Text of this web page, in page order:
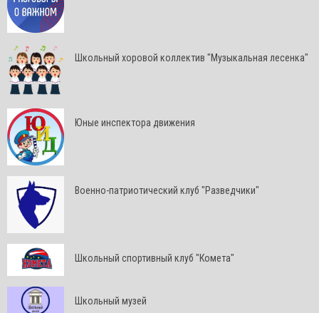
Школьный хоровой коллектив "Музыкальная лесенка"
Юные инспектора движения
Военно-патриотический клуб "Разведчики"
Школьный спортивный клуб "Комета"
Школьный музей